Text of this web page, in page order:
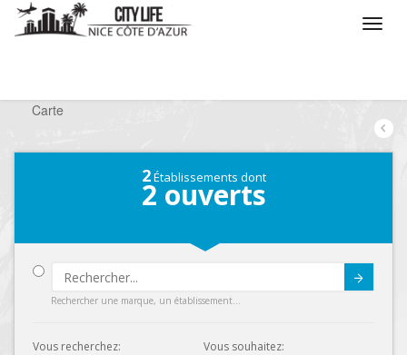
Carte
2Établissements dont
2 ouverts
Rechercher une marque, un établissement...
Vous recherchez:
Vous souhaitez: